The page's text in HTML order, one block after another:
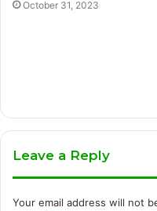
October 31, 2023
Leave a Reply
Your email address will not